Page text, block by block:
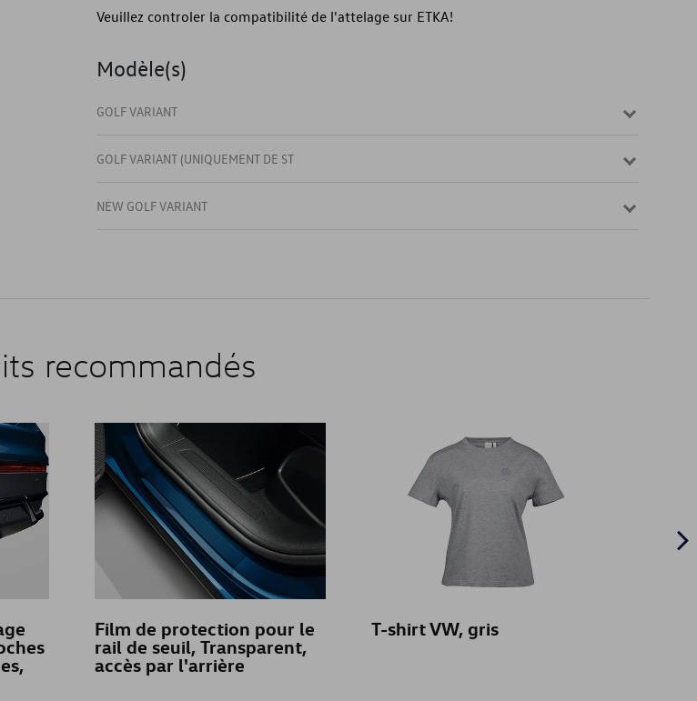
Veuillez controler la compatibilité de l'attelage sur ETKA!
Modèle(s)
GOLF VARIANT
GOLF VARIANT (UNIQUEMENT DE ST
NEW GOLF VARIANT
recommandés
Film de protection pour le
rail de seuil, Transparent,
accès par l'arrière
T-shirt VW, gris